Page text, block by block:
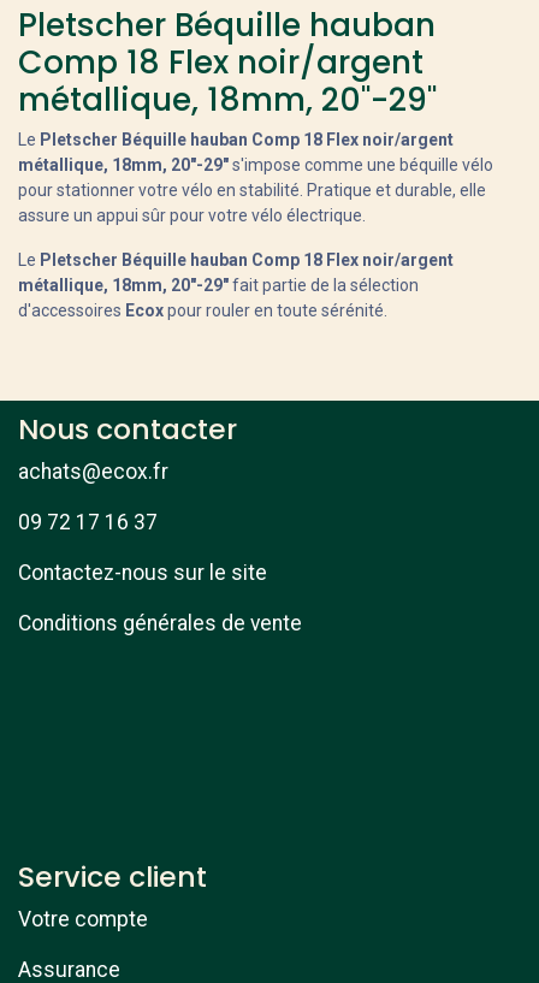
Pletscher Béquille hauban
Comp 18 Flex noir/argent
métallique, 18mm, 20"-29"
Le Pletscher Béquille hauban Comp 18 Flex noir/argent
métallique, 18mm, 20"-29"s'impose comme une béquille vélo
pour stationner votre vélo en stabilité. Pratique et durable, elle
assure un appui sûr pour votre vélo électrique.
Le Pletscher Béquille hauban Comp 18 Flex noir/argent
métallique, 18mm, 20"-29"fait partie de la sélection
d'accessoires Ecoxpour rouler en toute sérénité.
Nous contacter
achats@ecox.fr
09 72 17 16 37
Contactez-nous sur le site
Conditions générales de vente
Service client
Votre compte
Assurance